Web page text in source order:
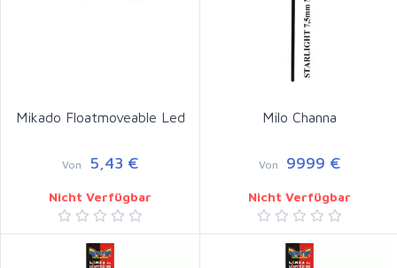
Mikado Floatmoveable Led
Von 5,43 €
Nicht Verfügbar
Milo Channa
Von 9999 €
Nicht Verfügbar